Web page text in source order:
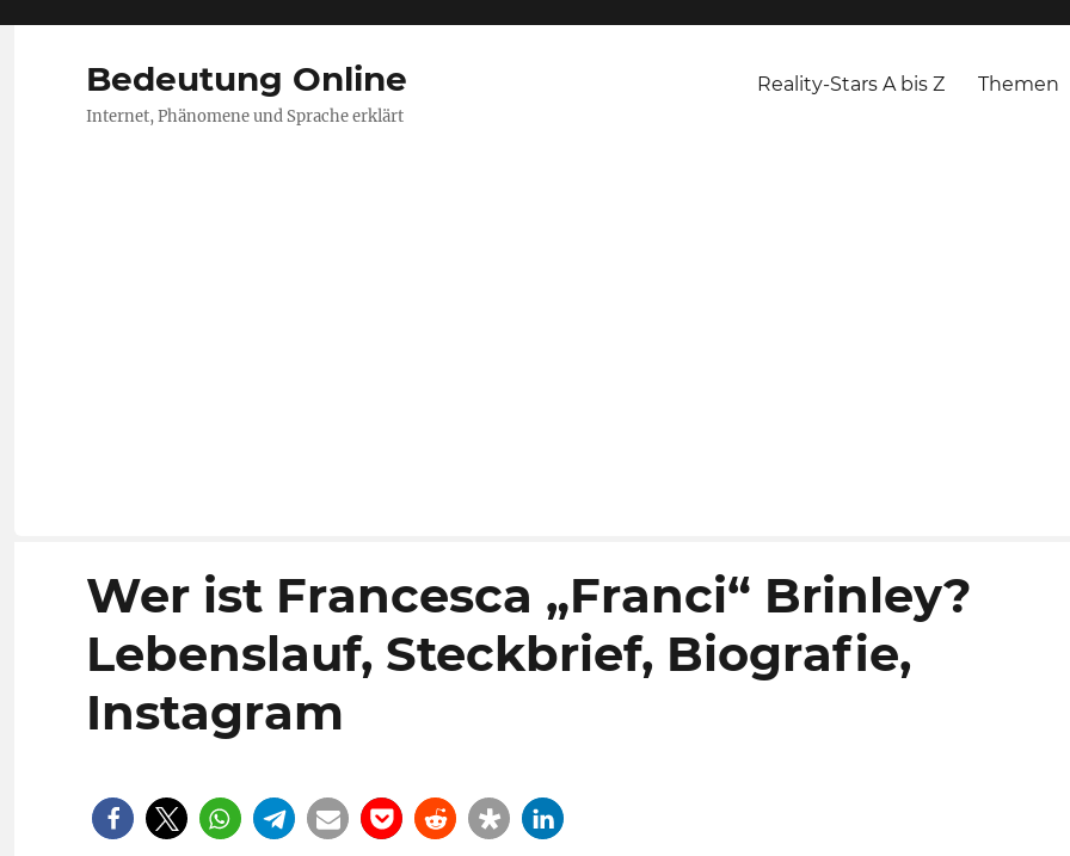
Bedeutung Online
Internet, Phänomene und Sprache erklärt
Reality-Stars A bis Z Themen
Wer ist Francesca „Franci“ Brinley?
Lebenslauf, Steckbrief, Biografie,
Instagram